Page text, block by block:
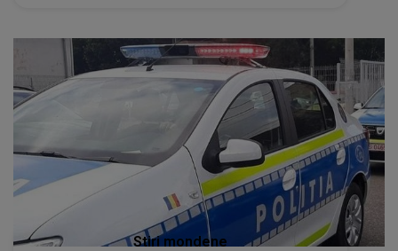
Stiri mondene